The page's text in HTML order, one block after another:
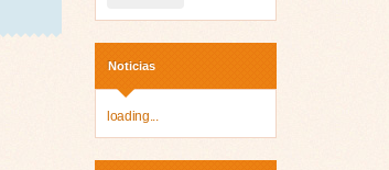
Noticias
loading...